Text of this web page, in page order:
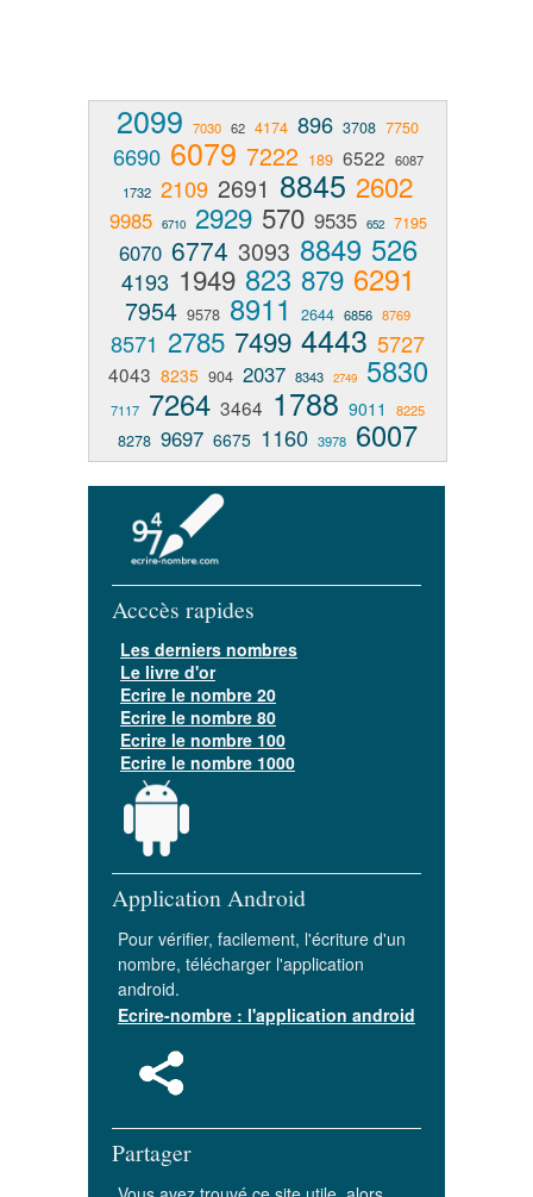
2099 7030 62 4174 896 3708 7750
6690 6079 7222 189 6522 6087
1732 2109 2691 8845 2602
9985 6710 2929 570 9535 652 7195
6070 6774 3093 8849 526
4193 1949 823 879 6291
7954 9578 8911 2644 6856 8769
8571 2785 7499 4443 5727
4043 8235 904 2037 8343 2749 5830
7117 7264 3464 1788 9011 8225
8278 9697 6675 1160 3978 6007
Acccès rapides
Les derniers nombres
Le livre d'or
Ecrire le nombre 20
Ecrire le nombre 80
Ecrire le nombre 100
Ecrire le nombre 1000
Application Android
Pour vérifier, facilement, l'écriture d'un
nombre, télécharger l'application
android.
Ecrire-nombre : l'application android
Partager